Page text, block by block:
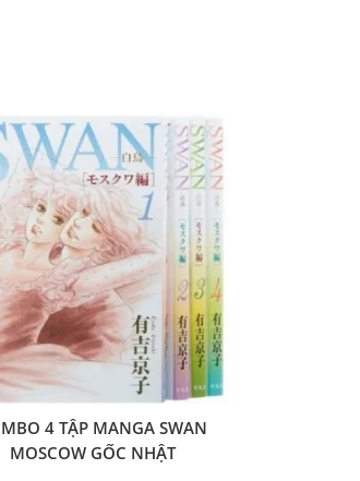
4 TẬP MANGA SWAN
MOSCOW GỐC NHẬT